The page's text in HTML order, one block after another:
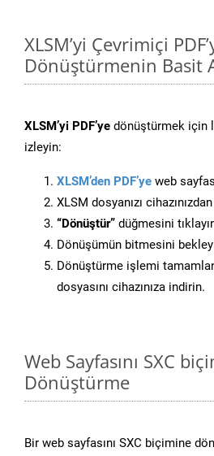
XLSM’yi Çevrimiçi
Dönüştürmenin Basit
XLSM’yi PDF’ye dönüştürmek için
izleyin:
XLSM’den PDF’ye web
XLSM dosyanızı
“Dönüştür” düğmesini
Dönüşümün bitmesini
Dönüştürme işlemi
dosyasını cihazınıza indirin.
Web Sayfasını SXC
Dönüştürme
Bir web sayfasını SXC biçimine